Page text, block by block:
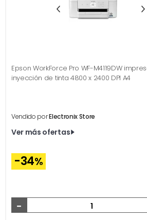
Epson WorkForce Pro WF-M4119DW
inyección de tinta 4800 x 2400 DPI A4
Vendido porElectronix Store
Ver más ofertas
-34%
-